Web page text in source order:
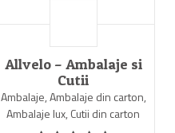
Allvelo – Ambalaje si
Cutii
Ambalaje, Ambalaje din carton,
Ambalaje lux, Cutii din carton